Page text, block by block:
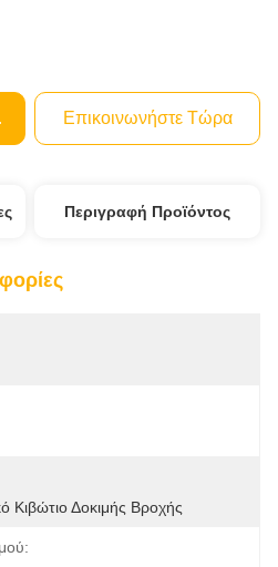
Επικοινωνήστε Τώρα
Περιγραφή Προϊόντος
Κιβώτιο Δοκιμής Βροχής